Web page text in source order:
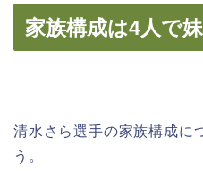
家族構成は4人で
清水さら選手の家族構成に
う。